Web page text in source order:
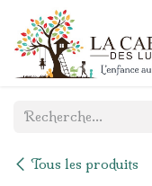
Se rendre au contenu
Tous les produits